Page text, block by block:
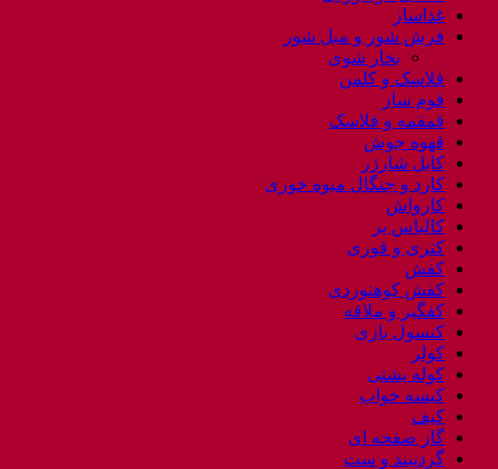
غذاساز
فرش شور و مبل شور
بخار شوی
فلاسک و کلمن
فوم ساز
قمقمه و فلاسک
قهوه جوش
کابل شارژر
کارد و چنگال میوه خوری
کارواش
کالباس بر
کتری و قوری
کفش
کفش کوهنوردی
کفگیر و ملاقه
کنسول بازی
کولر
کوله پشتی
کیسه خواب
کیف
گاز صفحه ای
گردنبند و ست